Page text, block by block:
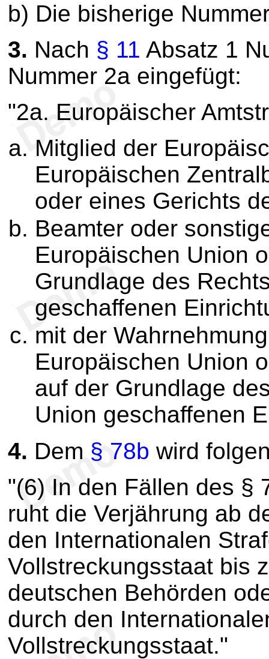
b) Die bisherige
3. Nach § 11 Absatz 1
Nummer 2a eingefügt:
"2a. Europäischer
Mitglied der
Europäischen
oder eines Gerichts
Beamter oder
Europäischen Union
Grundlage des
geschaffenen
mit der
Europäischen Union
auf der Grundlage
Union geschaffenen
4. Dem § 78b wird
"(6) In den Fällen des §
ruht die Verjährung ab
den Internationalen
Vollstreckungsstaat bis
deutschen Behörden
durch den
Vollstreckungsstaat."